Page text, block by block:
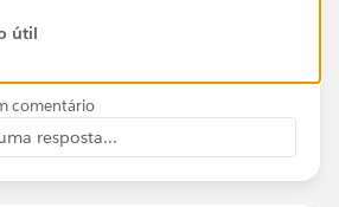
100%; padding: 0px 0px 0px
útil
comentário
resposta...